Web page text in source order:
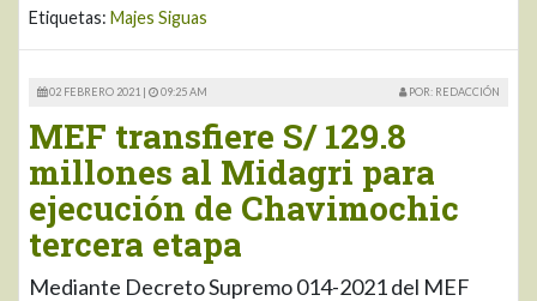
Etiquetas: Majes Siguas
02 FEBRERO 2021 | 09:25 AM POR: REDACCIÓN
MEF transfiere S/ 129.8
millones al Midagri para
ejecución de Chavimochic
tercera etapa
Mediante Decreto Supremo 014-2021 del MEF